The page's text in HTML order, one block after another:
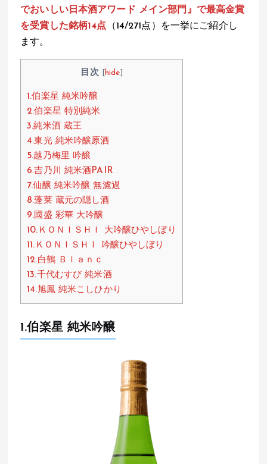
p
k
でおいしい日本酒アワード メイン部門』で最高金賞
を受賞した銘柄14点 （14/271点）を一挙にご紹介し
ます。
目次 hide
1.伯楽星 純米吟醸
2.伯楽星 特別純米
3.純米酒 蔵王
4.東光 純米吟醸原酒
5.越乃梅里 吟醸
6.吉乃川 純米酒PAIR
7.仙醸 純米吟醸 無濾過
8.蓬莱 蔵元の隠し酒
9.國盛 彩華 大吟醸
10.ＫＯＮＩＳＨＩ 大吟醸ひやしぼり
11.ＫＯＮＩＳＨＩ 吟醸ひやしぼり
12.白鶴 Ｂｌａｎｃ
13.千代むすび 純米酒
14.旭鳳 純米こしひかり
1.伯楽星 純米吟醸